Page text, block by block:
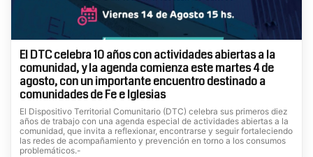
El DTC celebra 10 años con actividades abiertas a la
comunidad, y la agenda comienza este martes 4 de
agosto, con un importante encuentro destinado a
comunidades de Fe e Iglesias
El Dispositivo Territorial Comunitario (DTC) celebra sus primeros diez
años de trabajo con una agenda especial de actividades abiertas a la
comunidad, que invita a reflexionar, encontrarse y seguir fortaleciendo
las redes de acompañamiento y prevención en torno a los consumos
problemáticos.-